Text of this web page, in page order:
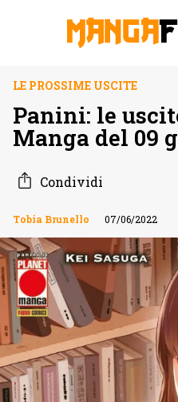
LE PROSSIME USCITE
Panini: le
Manga del 09
Condividi
Tobia Brunello 07/06/2022